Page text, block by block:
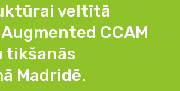
veltītā
CCAM
tikšanās
Madridē.